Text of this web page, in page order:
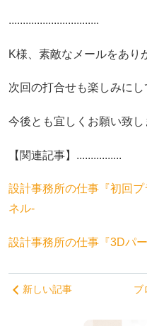
................................
K様、素敵なメールをあり
次回の打合せも楽しみにし
今後とも宜しくお願い致し
【関連記事】................
設計事務所の仕事『初回
ネル‐
設計事務所の仕事『3Dパ
新しい記事 ブ